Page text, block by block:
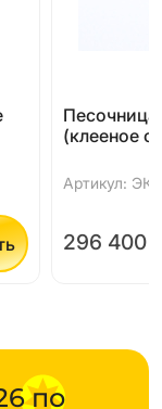
(клееное
Артикул:
296 400
по